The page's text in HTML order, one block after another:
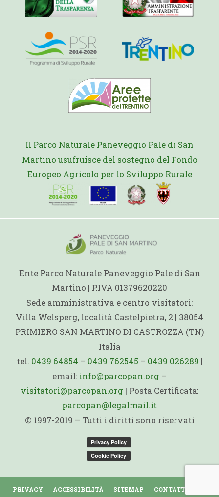
Il Parco Naturale Paneveggio Pale di San
Martino usufruisce del sostegno del Fondo
Europeo Agricolo per lo Sviluppo Rurale
Ente Parco Naturale Paneveggio Pale di San
Martino | P.IVA 01379620220
Sede amministrativa e centro visitatori:
Villa Welsperg, località Castelpietra, 2 | 38054
PRIMIERO SAN MARTINO DI CASTROZZA (TN)
Italia
tel. 0439 64854 – 0439 762545 – 0439 026289 |
email: info@parcopan.org –
visitatori@parcopan.org | Posta Certificata:
parcopan@legalmail.it
© 1997-2019 – Tutti i diritti sono riservati
PRIVACY ACCESSIBILITÀ SITEMAP CONTATTI